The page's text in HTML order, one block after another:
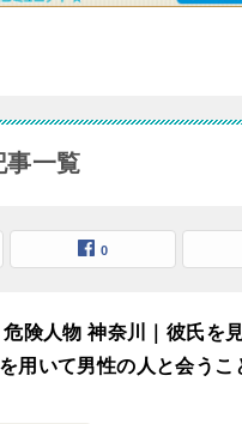
事一覧
0
険人物 神奈川｜彼氏を
用いて男性の人と会うこ